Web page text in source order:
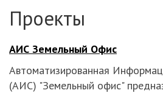
Проекты
АИС Земельный Офис
Автоматизированная
(АИС) "Земельный офис"